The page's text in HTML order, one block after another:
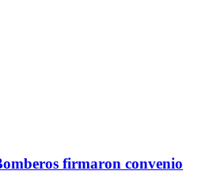
firmaron convenio